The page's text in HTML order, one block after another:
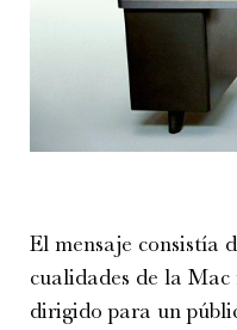
El mensaje consistía
cualidades de la
dirigido para un